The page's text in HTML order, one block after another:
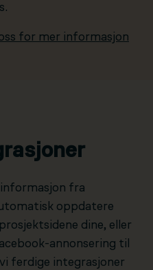
for mer informasjon
fra
oppdatere
dine, eller
annonsering til
ferdige integrasjoner